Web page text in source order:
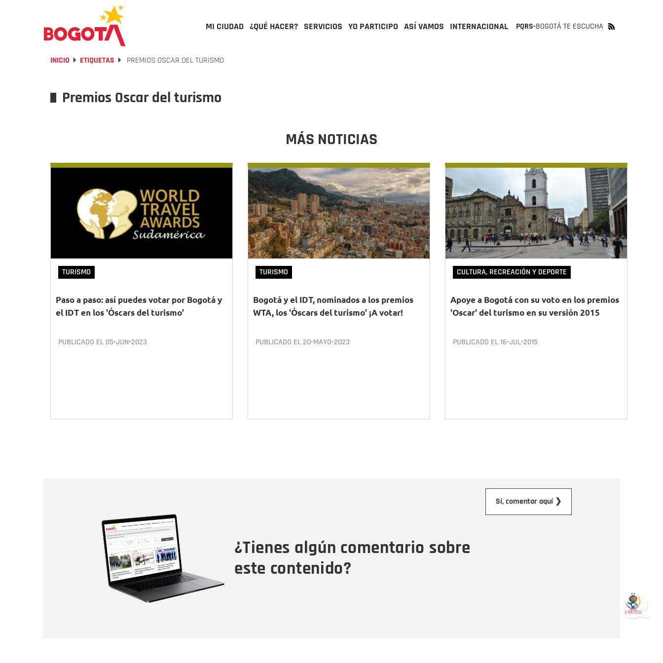
MI CIUDAD ¿QUÉ HACER? SERVICIOS YO PARTICIPO ASÍ VAMOS INTERNACIONAL PQRS-BOGOTÁ TE ESCUCHA
INICIO ETIQUETAS PREMIOS OSCAR DEL TURISMO
Premios Oscar del turismo
MÁS NOTICIAS
TURISMO
Paso a paso: así puedes votar por Bogotá y
el IDT en los 'Óscars del turismo’
PUBLICADO EL 05•JUN•2023
TURISMO
Bogotá y el IDT, nominados a los premios
WTA, los 'Óscars del turismo’ ¡A votar!
PUBLICADO EL 20•MAYO•2023
CULTURA, RECREACIÓN Y DEPORTE
Apoye a Bogotá con su voto en los premios
'Oscar' del turismo en su versión 2015
PUBLICADO EL16•JUL•2015
¿Tienes algún comentario sobre
este contenido?
Sí, comentar aquí ❯